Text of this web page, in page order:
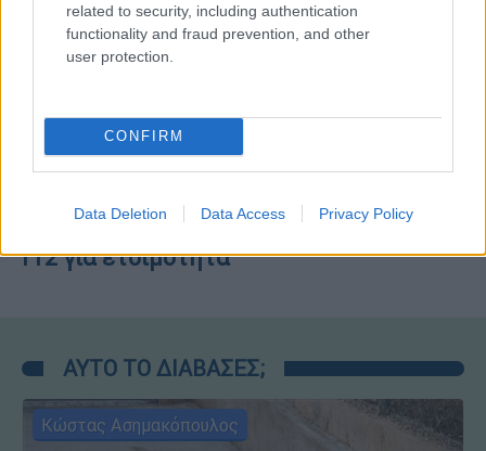
related to security, including authentication
functionality and fraud prevention, and other
user protection.
CONFIRM
Data Deletion Data Access Privacy Policy
Ώρα Ελλάδος...|06.08.2026 10:06
Ώρα Ελλάδος 06/08/2026
06.08.2026 18:59
Φωτιά στην Κρήνη Φαρσάλων – Μήνυμα
112 για ετοιμότητα
ΑΥΤΟ ΤΟ ΔΙΑΒΑΣΕΣ;
Κώστας Ασημακόπουλος